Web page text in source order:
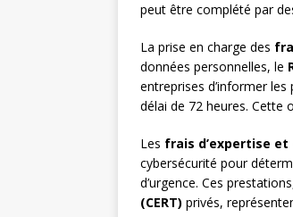
peut être complété par
La prise en charge des
données personnelles, le
entreprises d’informer
délai de 72 heures. Cette
Les frais d’expertise
cybersécurité pour
d’urgence. Ces
(CERT) privés,